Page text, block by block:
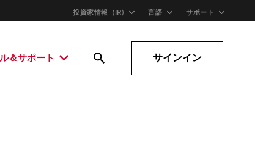
投資家情報（IR) 言語 サポート
＆サポート サインイン